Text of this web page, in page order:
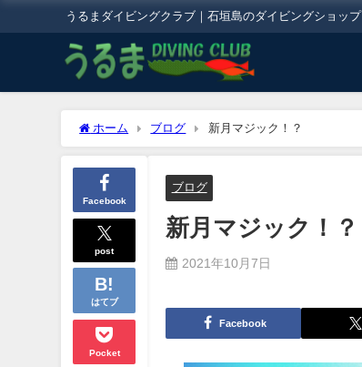
うるまダイビングクラブ｜石垣島のダイビングショップ
ホーム ブログ 新月マジック！？
Facebook
post
はてブ
Pocket
ブログ
新月マジック！？
2021年10月7日
Facebook